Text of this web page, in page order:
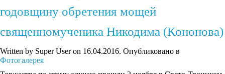
годовщину обретения мощей
священномученика Никодима (Кононова)
Written by Super User on 16.04.2016. Опубликовано в
Фотогалерея